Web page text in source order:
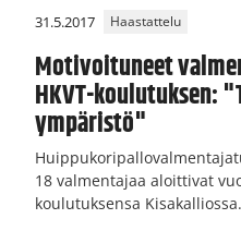
31.5.2017 Haastattelu
Motivoituneet
HKVT-koulutuksen:
ympäristö"
18 valmentajaa aloittivat
koulutuksensa Kisakalliossa.